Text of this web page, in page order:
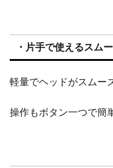
・片手で使えるスム
軽量でヘッドがスムー
操作もボタン一つで簡